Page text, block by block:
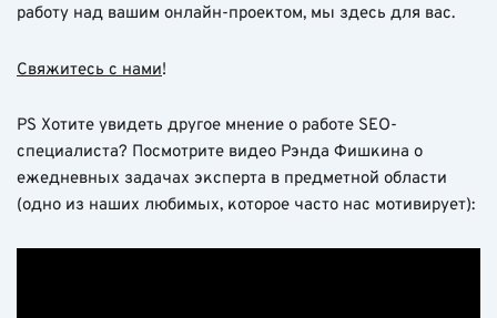
работу над вашим онлайн-проектом, мы здесь для вас.
Свяжитесь с нами!
PS Хотите увидеть другое мнение о работе SEO-
специалиста? Посмотрите видео Рэнда Фишкина о
ежедневных задачах эксперта в предметной области
(одно из наших любимых, которое часто нас мотивирует):